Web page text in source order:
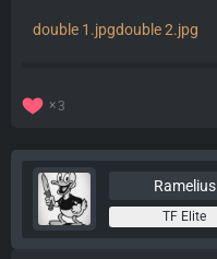
double 1.jpgdouble 2.jpg
3
Ramelius
TF Elite